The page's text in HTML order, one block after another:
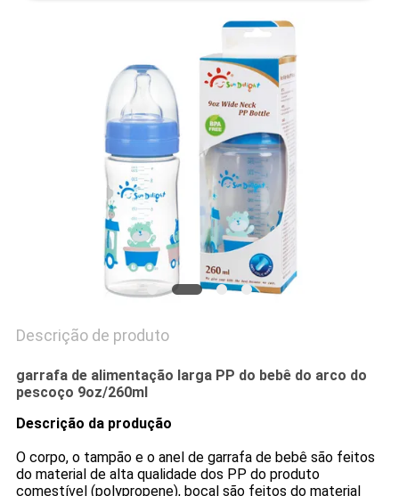
Descrição de produto
garrafa de alimentação larga PP do bebê do arco do
pescoço 9oz/260ml
Descrição da produção
O corpo, o tampão e o anel de garrafa de bebê são feitos
do material de alta qualidade dos PP do produto
comestível (polypropene), bocal são feitos do material